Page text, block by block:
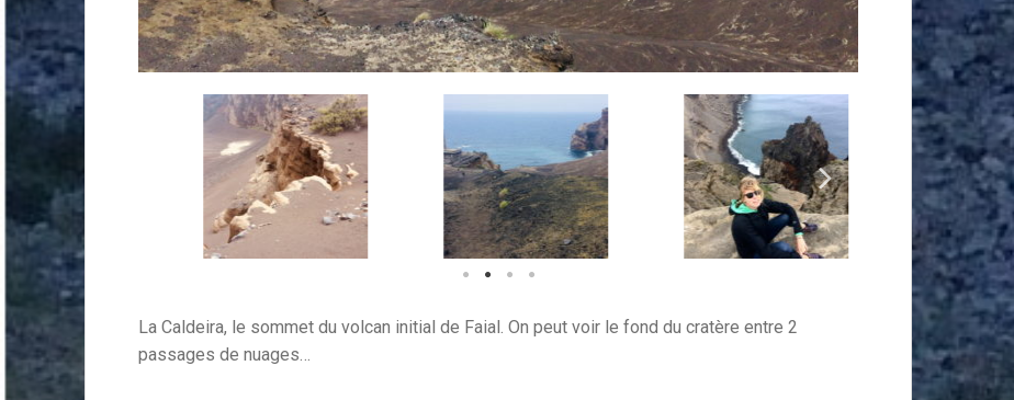
La Caldeira, le sommet du volcan initial de Faial. On peut voir le fond du cratère entre 2
passages de nuages…